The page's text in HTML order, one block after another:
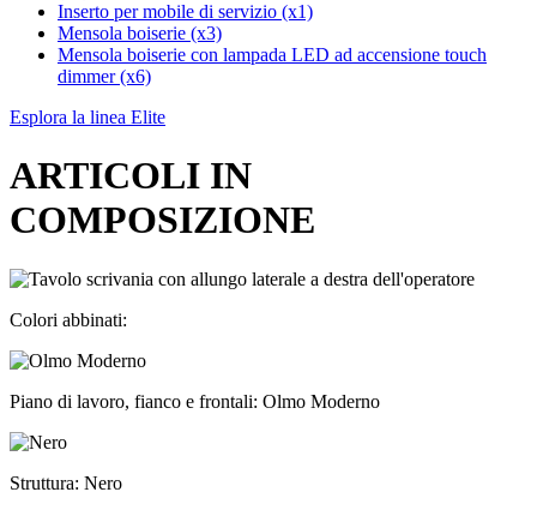
Inserto per mobile di servizio (x1)
Mensola boiserie (x3)
Mensola boiserie con lampada LED ad accensione touch
dimmer (x6)
Esplora la linea Elite
ARTICOLI IN
COMPOSIZIONE
Colori abbinati:
Piano di lavoro, fianco e frontali: Olmo Moderno
Struttura: Nero